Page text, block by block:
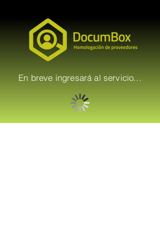
En breve ingresará al servicio...